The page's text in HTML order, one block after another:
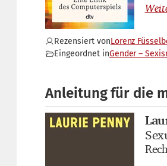
Rezensiert vonLorenz
Eingeordnet inGender –
Anleitung für die